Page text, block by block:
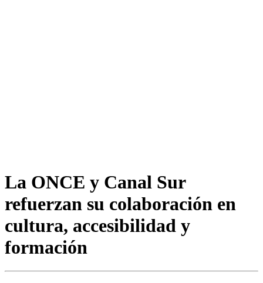
La ONCE y Canal Sur
refuerzan su colaboración en
cultura, accesibilidad y
formación